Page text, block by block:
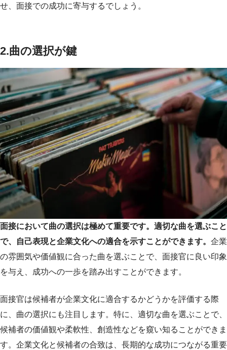
せ、面接での成功に寄与するでしょう。
2.曲の選択が鍵
面接において曲の選択は極めて重要です。適切な曲を選ぶこと
で、自己表現と企業文化への適合を示すことができます。 企業
の雰囲気や価値観に合った曲を選ぶことで、面接官に良い印象
を与え、成功への一歩を踏み出すことができます。
面接官は候補者が企業文化に適合するかどうかを評価する際
に、曲の選択にも注目します。特に、適切な曲を選ぶことで、
候補者の価値観や柔軟性、創造性などを窺い知ることができま
す。企業文化と候補者の合致は、長期的な成功につながる重要